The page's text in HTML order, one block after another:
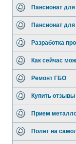
Пансионат
Пансионат
Разработка
Как сейчас
Ремонт ГБО
Купить
Прием
Полет на